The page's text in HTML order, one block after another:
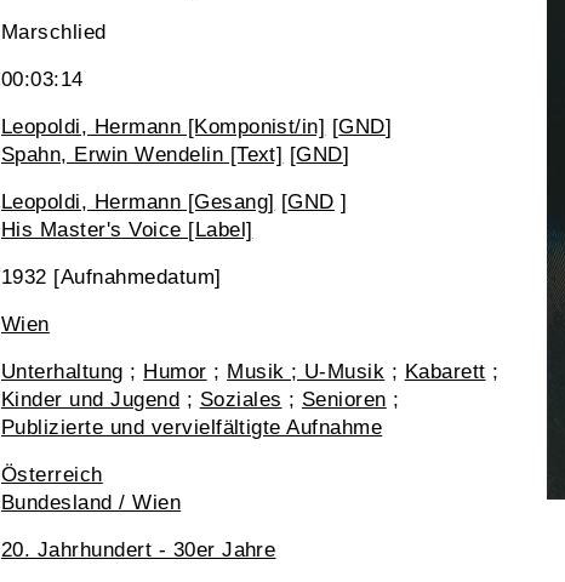
Marschlied
00:03:14
Leopoldi, Hermann [Komponist/in] [GND]
Spahn, Erwin Wendelin [Text] [GND]
Leopoldi, Hermann [Gesang] [GND ]
His Master's Voice [Label]
1932 [Aufnahmedatum]
Wien
Unterhaltung ; Humor ; Musik ; U-Musik ; Kabarett ;
Kinder und Jugend ; Soziales ; Senioren ;
Publizierte und vervielfältigte Aufnahme
Österreich
Bundesland / Wien
20. Jahrhundert - 30er Jahre